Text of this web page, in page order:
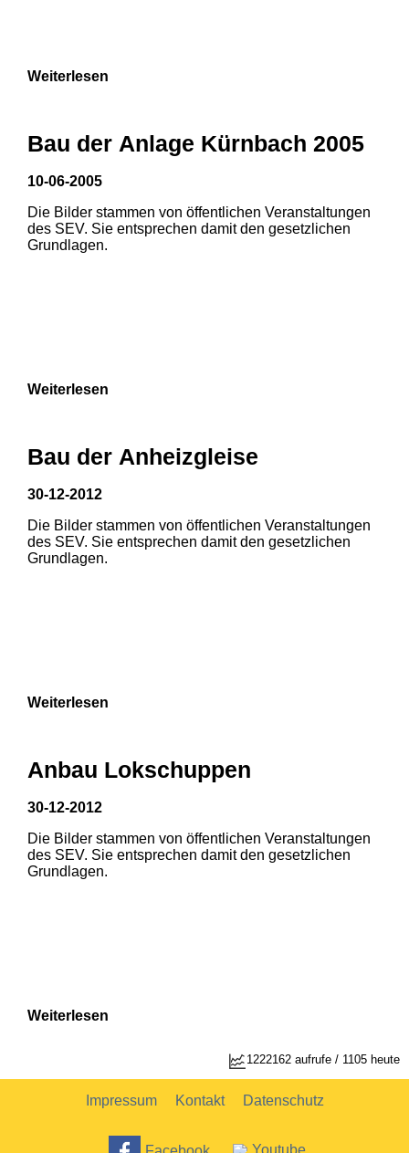
1 2 3
1 2 3
2
Weiterlesen
Bau der Anlage Kürnbach 2005
10-06-2005
Die Bilder stammen von öffentlichen Veranstaltungen
des SEV. Sie entsprechen damit den gesetzlichen
Grundlagen.
Weiterlesen
Bau der Anheizgleise
30-12-2012
Die Bilder stammen von öffentlichen Veranstaltungen
des SEV. Sie entsprechen damit den gesetzlichen
Grundlagen.
Weiterlesen
Anbau Lokschuppen
30-12-2012
Die Bilder stammen von öffentlichen Veranstaltungen
des SEV. Sie entsprechen damit den gesetzlichen
Grundlagen.
Weiterlesen
1222162 aufrufe / 1105 heute
Impressum Kontakt Datenschutz